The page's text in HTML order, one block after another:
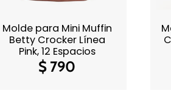
Molde para Mini Muffin
Betty Crocker Línea
Pink, 12 Espacios
$ 790